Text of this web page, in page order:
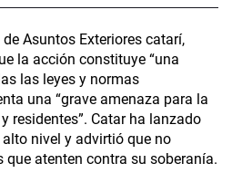
Asuntos Exteriores catarí,
la acción constituye “una
las leyes y normas
una “grave amenaza para la
residentes”. Catar ha lanzado
nivel y advirtió que no
que atenten contra su soberanía.